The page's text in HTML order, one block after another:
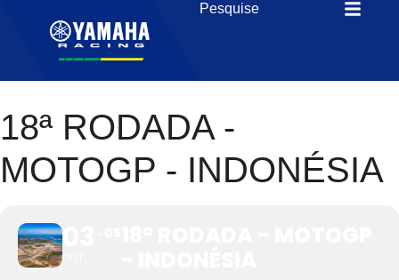
18ª RODADA -
MOTOGP - INDONÉSIA